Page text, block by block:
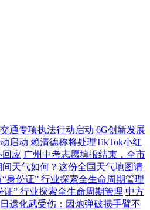
通专项执法行动启动 6G创新发展
启动 赖清德称将处理TikTok小红
回应 广州中考志愿填报结束，全市
间天气如何？这份全国天气地图请
身份证” 行业探索全生命周期管理
证” 行业探索全生命周期管理 中方
遗化武受伤：因炮弹破损手臂不